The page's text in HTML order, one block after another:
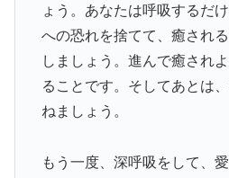
ょう。あなたは呼吸するだ
への恐れを捨てて、癒され
しましょう。進んで癒され
ることです。そしてあとは
ねましょう。
もう一度、深呼吸をして、